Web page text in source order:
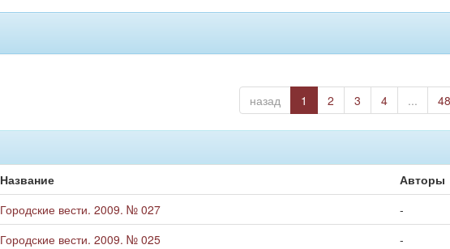
назад 1 2 3 4 ...
Название
Авторы
Городские вести. 2009. № 027
-
Городские вести. 2009. № 025
-